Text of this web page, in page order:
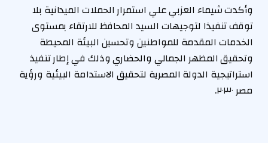
وأكدت شيماء العزبي علي استمرار الحملات الميدانية بلا
توقف تنفيذا لتوجيهات السيد المحافظ للارتقاء بمستوى
الخدمات المقدمة للمواطنين وتحسين البيئة المحيطة
وتحقيق المظهر الجمالي والحضاري وذلك في إطار تنفيذ
استراتيجية الدولة المصرية لتحقيق الاستدامة البيئية ورؤية
مصر ٢٠٣٠.